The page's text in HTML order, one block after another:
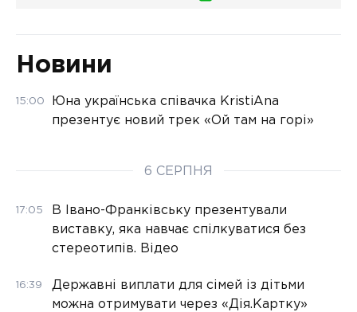
Новини
15:00
Юна українська співачка KristiAna
презентує новий трек «Ой там на горі»
6 СЕРПНЯ
17:05
В Івано-Франківську презентували
виставку, яка навчає спілкуватися без
стереотипів. Відео
16:39
Державні виплати для сімей із дітьми
можна отримувати через «Дія.Картку»